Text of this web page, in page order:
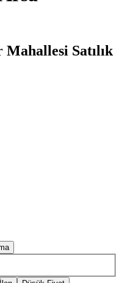
Satılık